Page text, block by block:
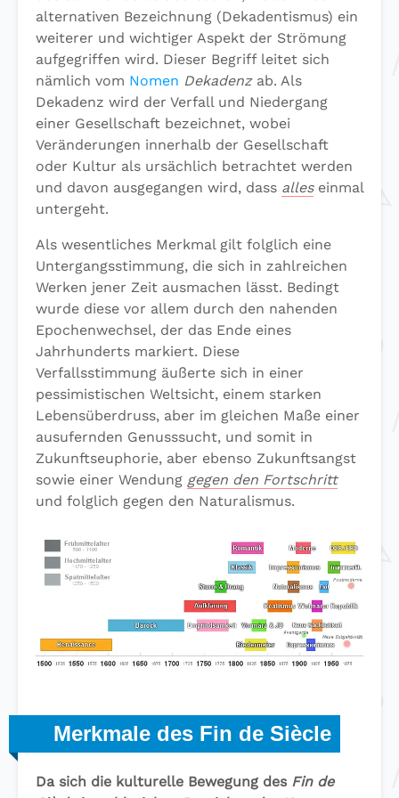
alternativen Bezeichnung (Dekadentismus) ein
weiterer und wichtiger Aspekt der Strömung
aufgegriffen wird. Dieser Begriff leitet sich
nämlich vom Nomen Dekadenzab. Als
Dekadenz wird der Verfall und Niedergang
einer Gesellschaft bezeichnet, wobei
Veränderungen innerhalb der Gesellschaft
oder Kultur als ursächlich betrachtet werden
und davon ausgegangen wird, dass alleseinmal
untergeht.
Als wesentliches Merkmal gilt folglich eine
Untergangsstimmung, die sich in zahlreichen
Werken jener Zeit ausmachen lässt. Bedingt
wurde diese vor allem durch den nahenden
Epochenwechsel, der das Ende eines
Jahrhunderts markiert. Diese
Verfallsstimmung äußerte sich in einer
pessimistischen Weltsicht, einem starken
Lebensüberdruss, aber im gleichen Maße einer
ausufernden Genusssucht, und somit in
Zukunftseuphorie, aber ebenso Zukunftsangst
sowie einer Wendung gegen den Fortschritt
und folglich gegen den Naturalismus.
Merkmale des Fin de Siècle
Da sich die kulturelle Bewegung des Fin de